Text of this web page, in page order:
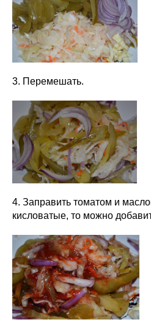
3. Перемешать.
4. Заправить томатом и
кисловатые, то можно